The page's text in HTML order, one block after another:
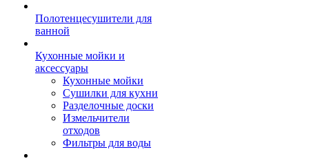
Полотенцесушители для
ванной
Кухонные мойки и
аксессуары
Кухонные мойки
Сушилки для кухни
Разделочные доски
Измельчители
отходов
Фильтры для воды